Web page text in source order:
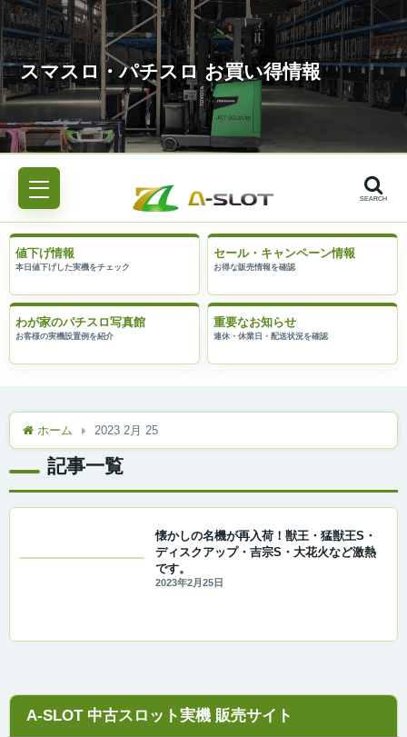
SEARCH
値下げ情報 セール・キャンペーン情報
わが家のパチスロ写真館 重要なお知らせ
ホーム 2023 2月 25
記事一覧
懐かしの名機が再入荷！獣王・猛獣王S・
ディスクアップ・吉宗S・大花火など激熱
です。
2023年2月25日
A-SLOT 中古スロット実機 販売サイト